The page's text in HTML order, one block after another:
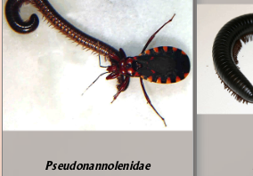
Pseudonannolenidae